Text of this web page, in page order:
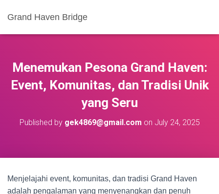
Grand Haven Bridge
Menemukan Pesona Grand Haven:
Event, Komunitas, dan Tradisi Unik
yang Seru
Published by gek4869@gmail.com on July 24, 2025
Menjelajahi event, komunitas, dan tradisi Grand Haven
adalah pengalaman yang menyenangkan dan penuh